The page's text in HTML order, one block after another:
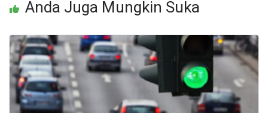
Anda Juga Mungkin Suka